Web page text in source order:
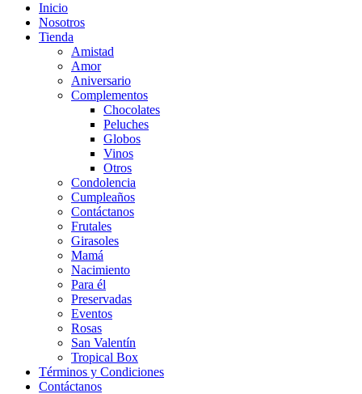
Inicio
Nosotros
Tienda
Amistad
Amor
Aniversario
Complementos
Chocolates
Peluches
Globos
Vinos
Otros
Condolencia
Cumpleaños
Contáctanos
Frutales
Girasoles
Mamá
Nacimiento
Para él
Preservadas
Eventos
Rosas
San Valentín
Tropical Box
Términos y Condiciones
Contáctanos